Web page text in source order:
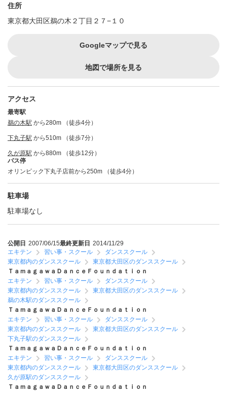
住所
東京都大田区鵜の木２丁目２７−１０
Googleマップで見る
地図で場所を見る
アクセス
最寄駅
鵜の木駅 から280m （徒歩4分）
下丸子駅 から510m （徒歩7分）
久が原駅 から880m （徒歩12分）
バス停
オリンピック下丸子店前から250m （徒歩4分）
駐車場
駐車場なし
公開日 2007/06/15最終更新日 2014/11/29
エキテン
習い事・スクール
ダンススクール
東京都内のダンススクール
東京都大田区のダンススクール
ＴａｍａｇａｗａＤａｎｃｅＦｏｕｎｄａｔｉｏｎ
エキテン
習い事・スクール
ダンススクール
東京都内のダンススクール
東京都大田区のダンススクール
鵜の木駅のダンススクール
ＴａｍａｇａｗａＤａｎｃｅＦｏｕｎｄａｔｉｏｎ
エキテン
習い事・スクール
ダンススクール
東京都内のダンススクール
東京都大田区のダンススクール
下丸子駅のダンススクール
ＴａｍａｇａｗａＤａｎｃｅＦｏｕｎｄａｔｉｏｎ
エキテン
習い事・スクール
ダンススクール
東京都内のダンススクール
東京都大田区のダンススクール
久が原駅のダンススクール
ＴａｍａｇａｗａＤａｎｃｅＦｏｕｎｄａｔｉｏｎ